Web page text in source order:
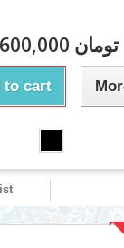
1,600,000 تومان
to cart